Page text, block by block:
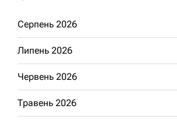
Серпень 2026
Липень 2026
Червень 2026
Травень 2026